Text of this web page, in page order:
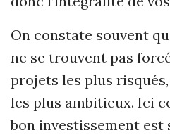
On constate souvent
ne se trouvent pas
projets les plus
les plus ambitieux. Ici
bon investissement